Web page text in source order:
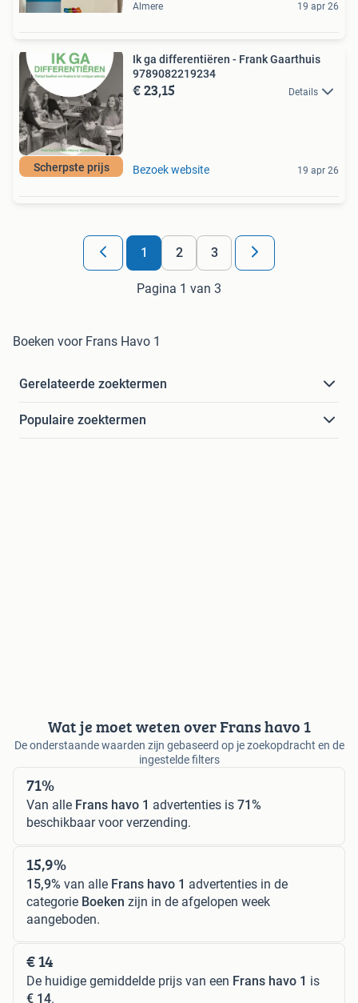
Almere 19 apr 26
Scherpste prijs
Ik ga differentiëren - Frank Gaarthuis
9789082219234
€ 23,15 Details
Bezoek website 19 apr 26
1 2 3
Pagina 1 van 3
Boeken voor Frans Havo 1
Gerelateerde zoektermen
Populaire zoektermen
Wat je moet weten over Frans havo 1
De onderstaande waarden zijn gebaseerd op je zoekopdracht en de
ingestelde filters
71%
Van alle Frans havo 1 advertenties is 71%
beschikbaar voor verzending.
15,9%
15,9% van alle Frans havo 1 advertenties in de
categorie Boeken zijn in de afgelopen week
aangeboden.
€ 14
De huidige gemiddelde prijs van een Frans havo 1 is
€ 14.